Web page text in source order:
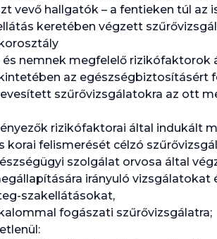
vevő hallgatók – a fentieken túl az
keretében végzett
és nemnek megfelelő rizikófaktorok
az egészségbiztosításért
szűrővizsgálatokra az ott
rizikófaktorai által indukált
korai felismerését célzó
szolgálat orvosa által
irányuló vizsgálatokat
szakellátásokat,
fogászati szűrővizsgálatra;